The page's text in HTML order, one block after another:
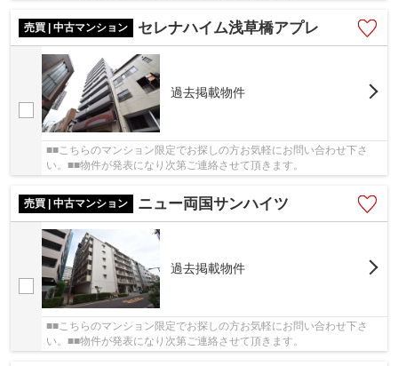
売買 | 中古マンション セレナハイム浅草橋アプレ
過去掲載物件
■■こちらのマンション限定でお探しの方お気軽にお問い合わせ下さ
い。■■物件が発表になり次第ご連絡させて頂きます。
売買 | 中古マンション ニュー両国サンハイツ
過去掲載物件
■■こちらのマンション限定でお探しの方お気軽にお問い合わせ下さ
い。■■物件が発表になり次第ご連絡させて頂きます。